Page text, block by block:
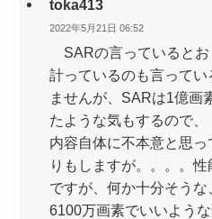
toka413
2022年5月21日 06:52
SARの言っているとお
計っているのも言って
ませんが、SARは1億画
たような気もするので、
内容自体に不本意と思
りもしますが。。。。
ですが、何か十分そう
6100万画素でいいよう